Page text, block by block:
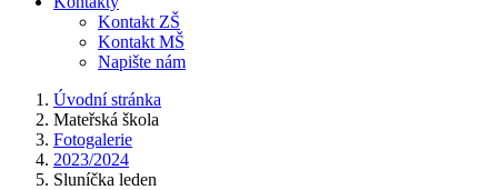
Kontakt ZŠ
Kontakt MŠ
Napište nám
Úvodní stránka
Mateřská škola
Fotogalerie
2023/2024
Sluníčka leden